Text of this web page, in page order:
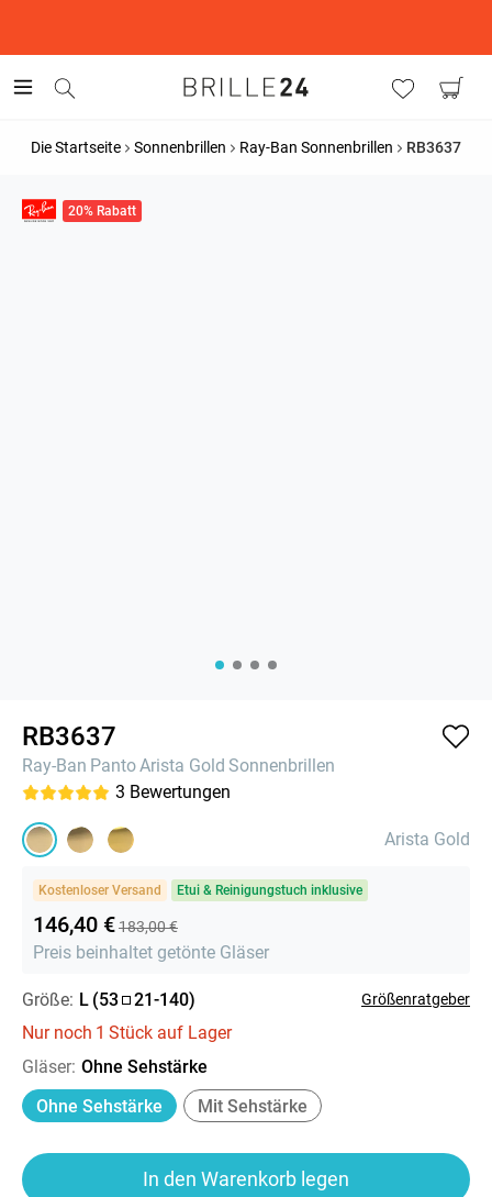
Die Startseite Sonnenbrillen Ray-Ban Sonnenbrillen RB3637
20% Rabatt
RB3637
Ray-Ban PantoArista Gold Sonnenbrillen
3 Bewertungen
Arista Gold
Kostenloser Versand Etui & Reinigungstuch inklusive
146,40 €183,00 €
Preis beinhaltet getönte Gläser
Größe: L (53 21-140) Größenratgeber
Nur noch 1 Stück auf Lager
Gläser: Ohne Sehstärke
Ohne Sehstärke
Mit Sehstärke
In den Warenkorb legen